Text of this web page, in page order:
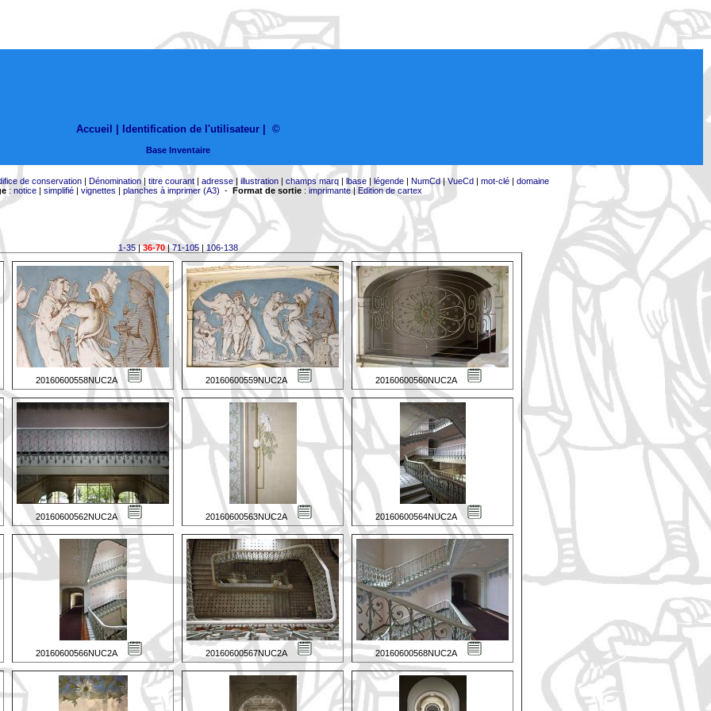
Accueil | Identification de l'utilisateur ©
Base Inventaire
de conservation| Dénomination| titre courant| adresse| illustration| champs marq| lbase| légende| NumCd|VueCd| mot-clé| domaine
: notice| simplifié| vignettes | planches à imprimer (A3) - Format de sortie: imprimante|Edition de cartex
1-35|36-70|71-105| 106-138
20160600558NUC2A 20160600559NUC2A 20160600560NUC2A
20160600562NUC2A 20160600563NUC2A 20160600564NUC2A
20160600566NUC2A 20160600567NUC2A 20160600568NUC2A